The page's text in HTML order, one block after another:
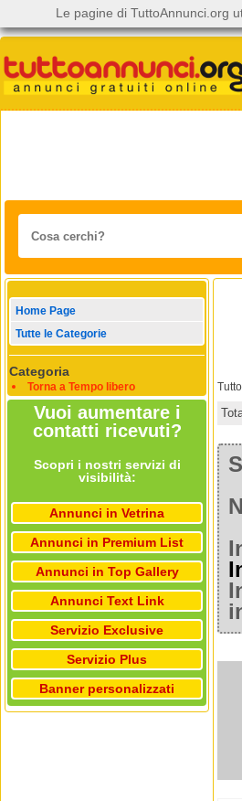
Home Page
Tutte le Categorie
Categoria
Torna a Tempo libero
Vuoi aumentare i
contatti ricevuti?
Scopri i nostri servizi di
visibilità:
Annunci in Vetrina
Annunci in Premium List
Annunci in Top Gallery
Annunci Text Link
Servizio Exclusive
Servizio Plus
Banner personalizzati
Le pagine di TuttoAnnunci.org